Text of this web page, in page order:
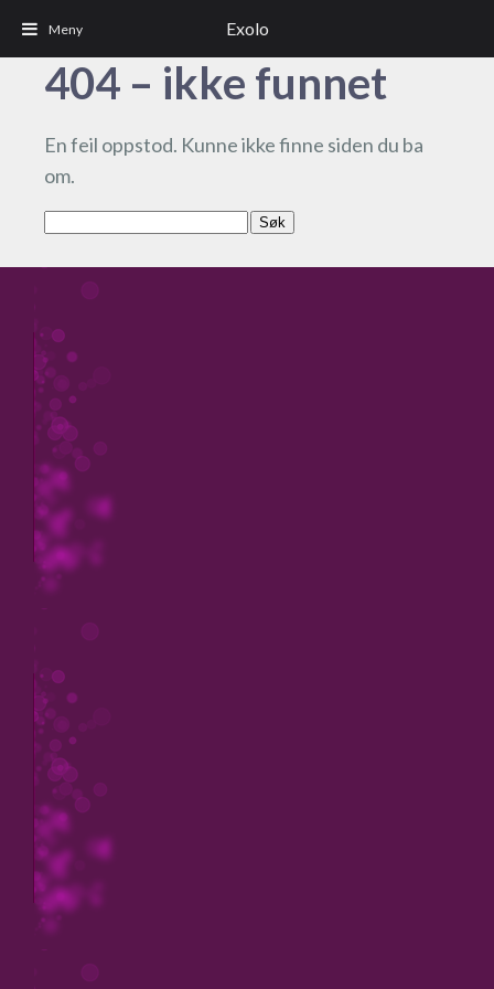
404 – ikke funnet
En feil oppstod. Kunne ikke finne siden du ba
om.
etter:
Exolo